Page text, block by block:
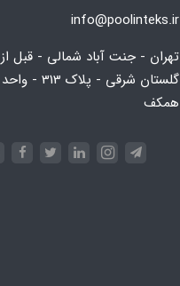
info@poolinteks.ir
تهران - جنت آباد شمالی - قبل از
گلستان شرقی - پلاک 313 - واحد
همکف